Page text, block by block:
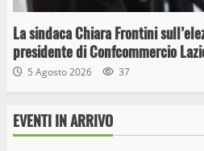
La sindaca Chiara Frontini
presidente di Confcommercio
5 Agosto 2026 37
EVENTI IN ARRIVO